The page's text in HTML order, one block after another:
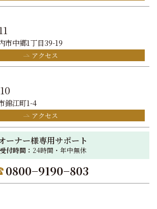
市中郷1丁目39-19
アクセス
錦江町1-4
アクセス
ーナー様専用サポート
受付時間： 24時間・年中無休
0800−9190−803